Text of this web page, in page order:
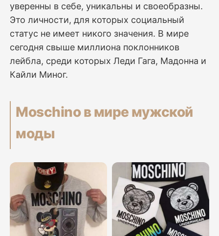
уверенны в себе, уникальны и своеобразны.
Это личности, для которых социальный
статус не имеет никого значения. В мире
сегодня свыше миллиона поклонников
лейбла, среди которых Леди Гага, Мадонна и
Кайли Миног.
Moschino в мире мужской
моды